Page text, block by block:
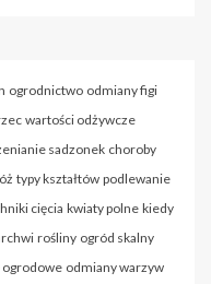
ogrodnictwo odmiany figi
wartości odżywcze
sadzonek choroby
typy kształtów podlewanie
cięcia kwiaty polne kiedy
rośliny ogród skalny
odmiany warzyw